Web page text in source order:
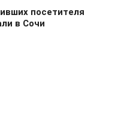
посетителя
в Сочи